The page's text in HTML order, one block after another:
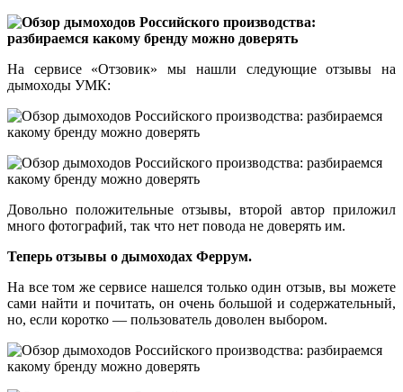
На сервисе «Отзовик» мы нашли следующие отзывы на
дымоходы УМК:
Довольно положительные отзывы, второй автор приложил
много фотографий, так что нет повода не доверять им.
Теперь отзывы о дымоходах Феррум.
На все том же сервисе нашелся только один отзыв, вы можете
сами найти и почитать, он очень большой и содержательный,
но, если коротко — пользователь доволен выбором.